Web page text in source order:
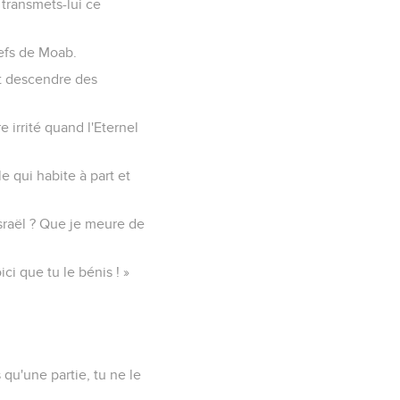
lui ce
de Moab.
descendre des
irrité quand l'Eternel
qui habite à part et
? Que je meure de
que tu le bénis ! »
qu'une partie, tu ne le